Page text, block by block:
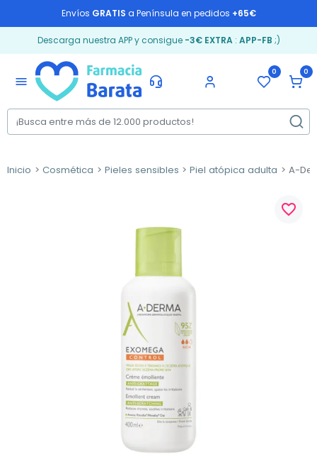
Envíos GRATIS a Península en pedidos +65€
Descarga nuestra APP y consigue -3€ EXTRA: APP-FB ;)
menu
0 0
Inicio Cosmética Pieles sensibles Piel atópica adulta A-
favorite_border